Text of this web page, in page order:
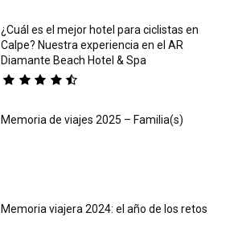
¿Cuál es el mejor hotel para ciclistas en
Calpe? Nuestra experiencia en el AR
Diamante Beach Hotel & Spa
Memoria de viajes 2025 – Familia(s)
Memoria viajera 2024: el año de los retos